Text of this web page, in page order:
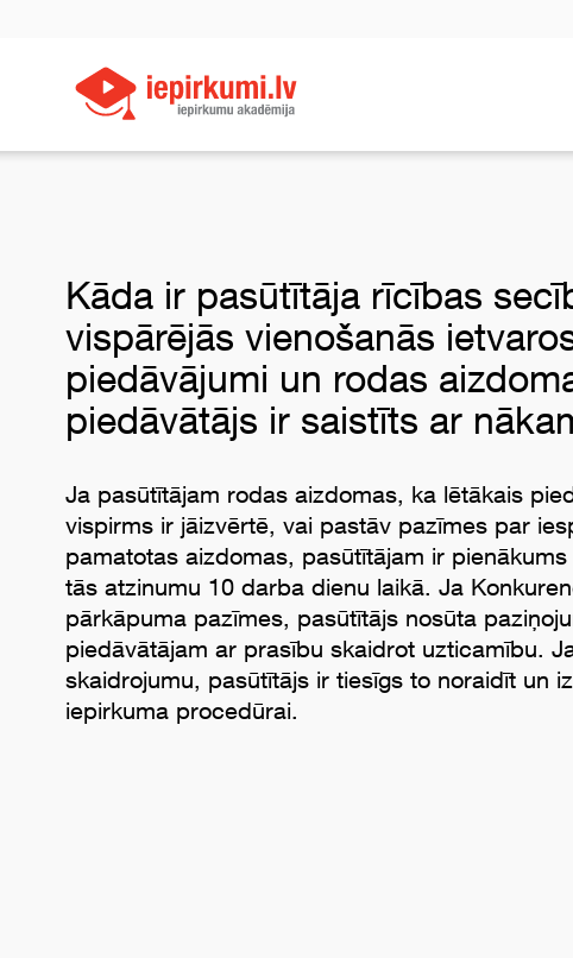
Kāda ir pasūtītāja rīcības
vispārējās vienošanās
piedāvājumi un rodas
piedāvātājs ir saistīts ar
Ja pasūtītājam rodas aizdomas, ka lētākais
vispirms ir jāizvērtē, vai pastāv pazīmes par
pamatotas aizdomas, pasūtītājam ir
tās atzinumu 10 darba dienu laikā. Ja
pārkāpuma pazīmes, pasūtītājs nosūta
piedāvātājam ar prasību skaidrot uzticamību.
skaidrojumu, pasūtītājs ir tiesīgs to noraidīt un
iepirkuma procedūrai.